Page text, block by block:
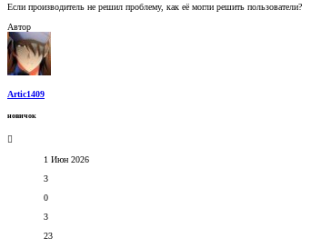
Если производитель не решил проблему, как её могли решить пользователи?
Автор
Artic1409
новичок
1 Июн 2026
3
0
3
23